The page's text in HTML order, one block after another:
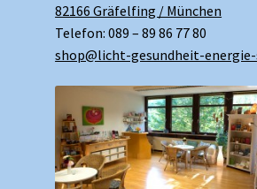
82166 Gräfelfing / München
Telefon: 089 – 89 86 77 80
shop@licht-gesundheit-energie-